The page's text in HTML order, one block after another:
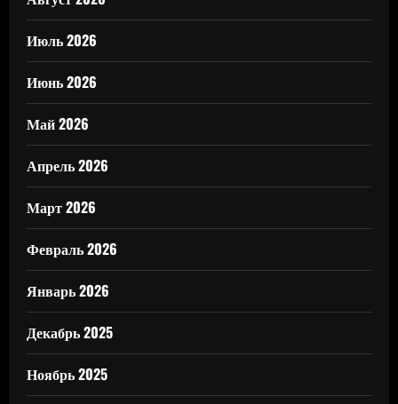
Июль 2026
Июнь 2026
Май 2026
Апрель 2026
Март 2026
Февраль 2026
Январь 2026
Декабрь 2025
Ноябрь 2025